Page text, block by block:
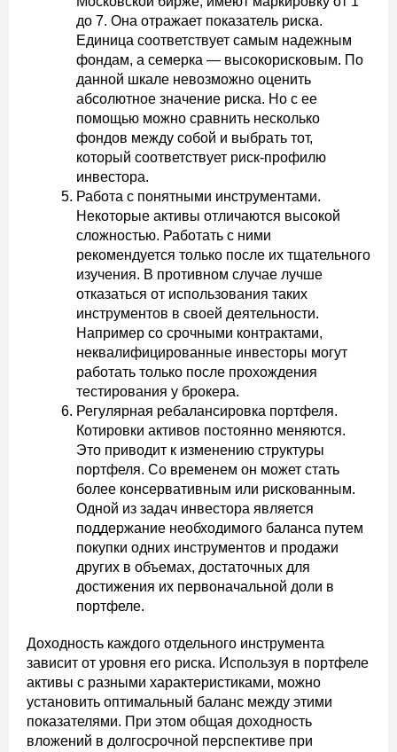
до 7. Она отражает показатель риска.
Единица соответствует самым надежным
фондам, а семерка — высокорисковым. По
данной шкале невозможно оценить
абсолютное значение риска. Но с ее
помощью можно сравнить несколько
фондов между собой и выбрать тот,
который соответствует риск-профилю
инвестора.
Работа с понятными инструментами.
Некоторые активы отличаются высокой
сложностью. Работать с ними
рекомендуется только после их тщательного
изучения. В противном случае лучше
отказаться от использования таких
инструментов в своей деятельности.
Например со срочными контрактами,
неквалифицированные инвесторы могут
работать только после прохождения
тестирования у брокера.
Регулярная ребалансировка портфеля.
Котировки активов постоянно меняются.
Это приводит к изменению структуры
портфеля. Со временем он может стать
более консервативным или рискованным.
Одной из задач инвестора является
поддержание необходимого баланса путем
покупки одних инструментов и продажи
других в объемах, достаточных для
достижения их первоначальной доли в
портфеле.
Доходность каждого отдельного инструмента
зависит от уровня его риска. Используя в портфеле
активы с разными характеристиками, можно
установить оптимальный баланс между этими
показателями. При этом общая доходность
вложений в долгосрочной перспективе при